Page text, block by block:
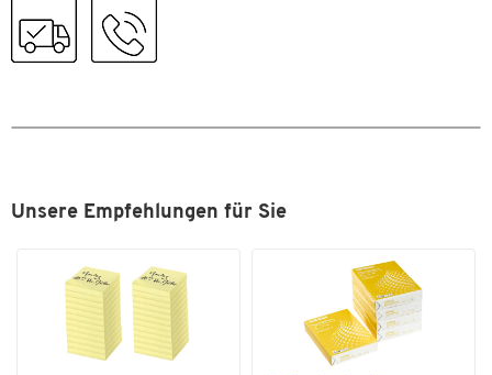
12 Rollen hochwertiges Klebeband
Geeignet für eine Vielzahl an Anwendungen
Hersteller-Teile-Nummer: 57401
Masse
Bandmasse
Unsere Empfehlungen für Sie